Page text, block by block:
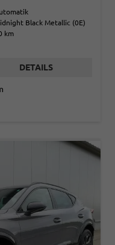
Black Metallic (0E)
km
DETAILS